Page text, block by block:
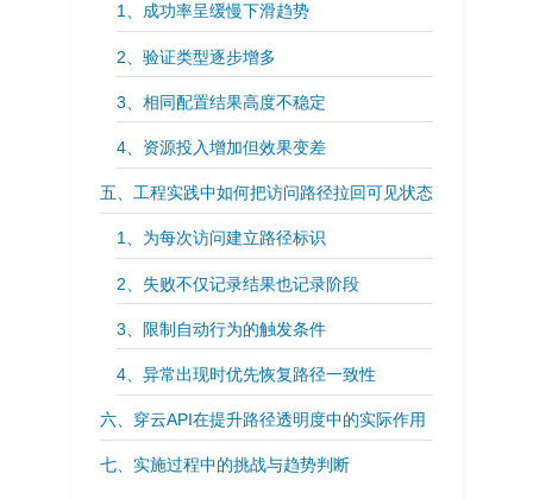
1、成功率呈缓慢下滑趋势
2、验证类型逐步增多
3、相同配置结果高度不稳定
4、资源投入增加但效果变差
五、工程实践中如何把访问路径拉回可见状态
1、为每次访问建立路径标识
2、失败不仅记录结果也记录阶段
3、限制自动行为的触发条件
4、异常出现时优先恢复路径一致性
六、穿云API在提升路径透明度中的实际作用
七、实施过程中的挑战与趋势判断